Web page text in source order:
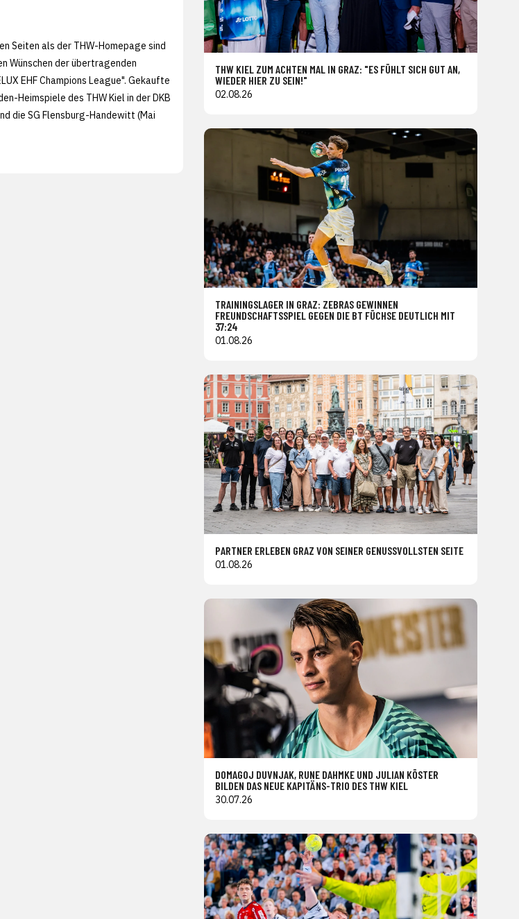
Seiten als der THW-Homepage sind
Wünschen der übertragenden
EHF Champions League". Gekaufte
Heimspiele des THW Kiel in der DKB
die SG Flensburg-Handewitt (Mai
THW KIEL ZUM ACHTEN MAL IN GRAZ: "ES FÜHLT SICH GUT AN,
WIEDER HIER ZU SEIN!"
02.08.26
TRAININGSLAGER IN GRAZ: ZEBRAS GEWINNEN
FREUNDSCHAFTSSPIEL GEGEN DIE BT FÜCHSE DEUTLICH MIT
37:24
01.08.26
PARTNER ERLEBEN GRAZ VON SEINER GENUSSVOLLSTEN SEITE
01.08.26
DOMAGOJ DUVNJAK, RUNE DAHMKE UND JULIAN KÖSTER
BILDEN DAS NEUE KAPITÄNS-TRIO DES THW KIEL
30.07.26